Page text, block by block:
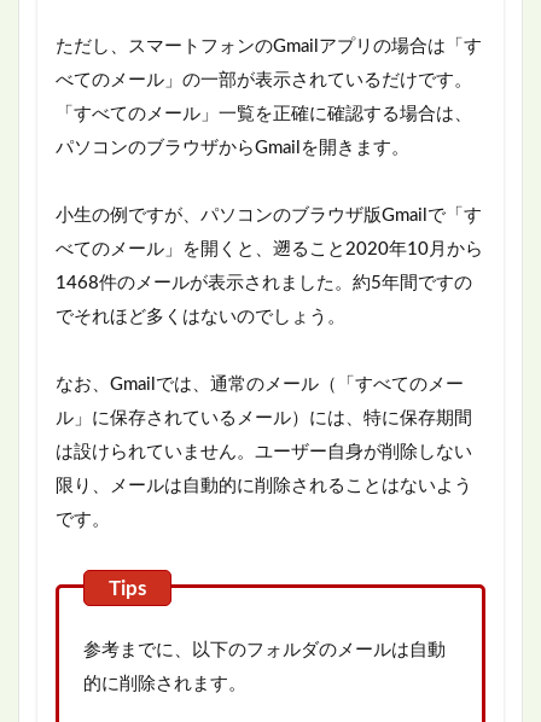
ただし、スマートフォンのGmailアプリの場合は「す
べてのメール」の一部が表示されているだけです。
「すべてのメール」一覧を正確に確認する場合は、
パソコンのブラウザからGmailを開きます。
小生の例ですが、パソコンのブラウザ版Gmailで「す
べてのメール」を開くと、遡ること2020年10月から
1468件のメールが表示されました。約5年間ですの
でそれほど多くはないのでしょう。
なお、Gmailでは、通常のメール（「すべてのメー
ル」に保存されているメール）には、特に保存期間
は設けられていません。ユーザー自身が削除しない
限り、メールは自動的に削除されることはないよう
です。
参考までに、以下のフォルダのメールは自動
的に削除されます。